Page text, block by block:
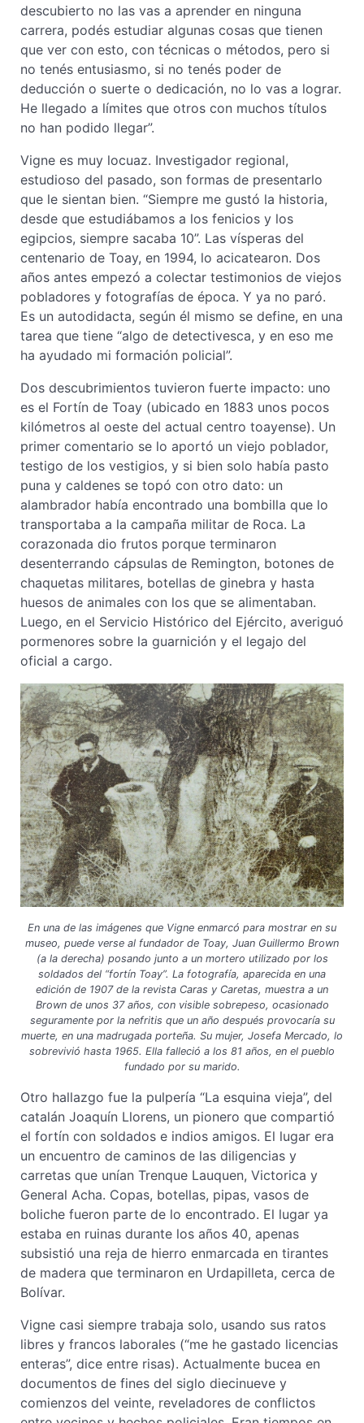
descubierto no las vas a aprender en ninguna
carrera, podés estudiar algunas cosas que tienen
que ver con esto, con técnicas o métodos, pero si
no tenés entusiasmo, si no tenés poder de
deducción o suerte o dedicación, no lo vas a lograr.
He llegado a límites que otros con muchos títulos
no han podido llegar”.
Vigne es muy locuaz. Investigador regional,
estudioso del pasado, son formas de presentarlo
que le sientan bien. “Siempre me gustó la historia,
desde que estudiábamos a los fenicios y los
egipcios, siempre sacaba 10”. Las vísperas del
centenario de Toay, en 1994, lo acicatearon. Dos
años antes empezó a colectar testimonios de viejos
pobladores y fotografías de época. Y ya no paró.
Es un autodidacta, según él mismo se define, en una
tarea que tiene “algo de detectivesca, y en eso me
ha ayudado mi formación policial”.
Dos descubrimientos tuvieron fuerte impacto: uno
es el Fortín de Toay (ubicado en 1883 unos pocos
kilómetros al oeste del actual centro toayense). Un
primer comentario se lo aportó un viejo poblador,
testigo de los vestigios, y si bien solo había pasto
puna y caldenes se topó con otro dato: un
alambrador había encontrado una bombilla que lo
transportaba a la campaña militar de Roca. La
corazonada dio frutos porque terminaron
desenterrando cápsulas de Remington, botones de
chaquetas militares, botellas de ginebra y hasta
huesos de animales con los que se alimentaban.
Luego, en el Servicio Histórico del Ejército, averiguó
pormenores sobre la guarnición y el legajo del
oficial a cargo.
En una de las imágenes que Vigne enmarcó para mostrar en su
museo, puede verse al fundador de Toay, Juan Guillermo Brown
(a la derecha) posando junto a un mortero utilizado por los
soldados del “fortín Toay”. La fotografía, aparecida en una
edición de 1907 de la revista Caras y Caretas, muestra a un
Brown de unos 37 años, con visible sobrepeso, ocasionado
seguramente por la nefritis que un año después provocaría su
muerte, en una madrugada porteña. Su mujer, Josefa Mercado, lo
sobrevivió hasta 1965. Ella falleció a los 81 años, en el pueblo
fundado por su marido.
Otro hallazgo fue la pulpería “La esquina vieja”, del
catalán Joaquín Llorens, un pionero que compartió
el fortín con soldados e indios amigos. El lugar era
un encuentro de caminos de las diligencias y
carretas que unían Trenque Lauquen, Victorica y
General Acha. Copas, botellas, pipas, vasos de
boliche fueron parte de lo encontrado. El lugar ya
estaba en ruinas durante los años 40, apenas
subsistió una reja de hierro enmarcada en tirantes
de madera que terminaron en Urdapilleta, cerca de
Bolívar.
Vigne casi siempre trabaja solo, usando sus ratos
libres y francos laborales (“me he gastado licencias
enteras”, dice entre risas). Actualmente bucea en
documentos de fines del siglo diecinueve y
comienzos del veinte, reveladores de conflictos